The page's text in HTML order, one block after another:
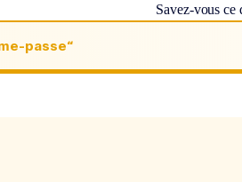
Savez-vous
passe“